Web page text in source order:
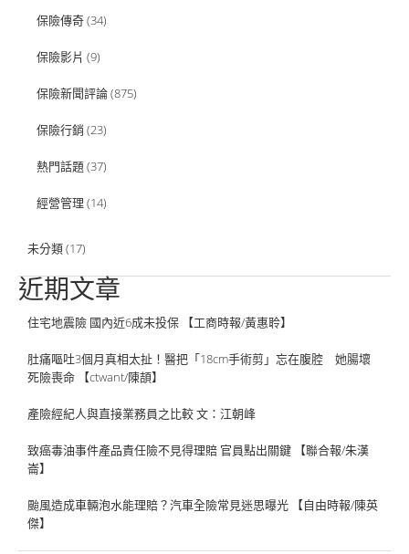
保險傳奇(34)
保險影片 (9)
保險新聞評論(875)
保險行銷 (23)
熱門話題(37)
經營管理 (14)
未分類(17)
近期文章
住宅地震險 國內近6成未投保 【工商時報/黃惠聆】
肚痛嘔吐3個月真相太扯！醫把「18cm手術剪」忘在腹腔 她腸壞
死險喪命 【ctwant/陳頡】
產險經紀人與直接業務員之比較 文：江朝峰
致癌毒油事件產品責任險不見得理賠 官員點出關鍵 【聯合報/朱漢
崙】
颱風造成車輛泡水能理賠？汽車全險常見迷思曝光 【自由時報/陳英
傑】